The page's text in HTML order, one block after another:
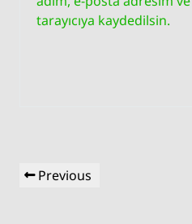
tarayıcıya kaydedilsin.
Yazı
gezinmesi
Previous
Previous